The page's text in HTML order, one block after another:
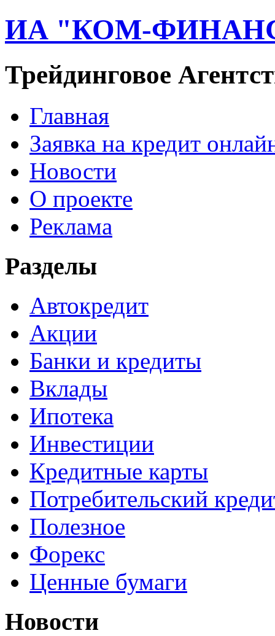
ИА "КОМ-
Трейдинговое
Главная
Заявка на кредит
Новости
О проекте
Реклама
Разделы
Автокредит
Акции
Банки и кредиты
Вклады
Ипотека
Инвестиции
Кредитные карты
Потребительский
Полезное
Форекс
Ценные бумаги
Новости